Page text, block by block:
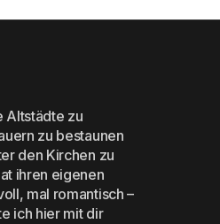
Altstädte zu
zu bestaunen
den Kirchen zu
ihren eigenen
mal romantisch –
ich hier mit dir